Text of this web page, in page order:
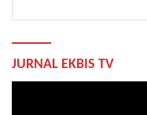
JURNAL EKBIS TV